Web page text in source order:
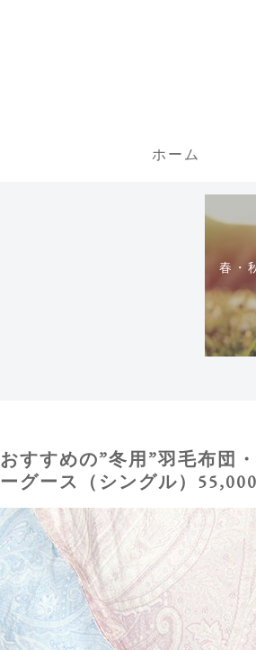
ホーム
春・
おすすめの”冬用”羽毛布団
ーグース（シングル）